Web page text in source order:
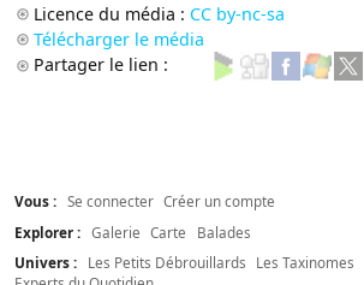
Licence du média : CC by-nc-sa
Télécharger le média
Partager le lien :
Vous : Se connecter Créer un compte
Explorer : Galerie Carte
Balades
Univers :
Les Petits Débrouillards Les Taxinomes